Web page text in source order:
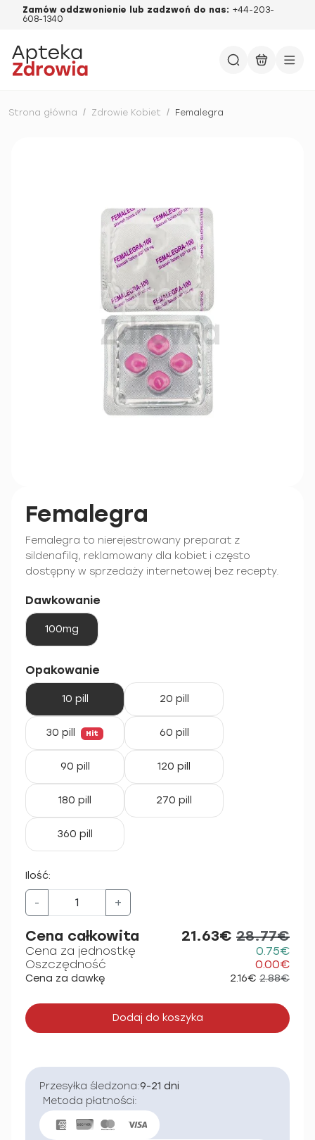
Zamów oddzwonienie lub zadzwoń do nas: +44-203-
608-1340
Strona główna / Zdrowie Kobiet / Femalegra
Femalegra
Femalegra to nierejestrowany preparat z
sildenafilą, reklamowany dla kobiet i często
dostępny w sprzedaży internetowej bez recepty.
Dawkowanie
100mg
Opakowanie
10 pill 20 pill
30 pill Hit 60 pill
90 pill 120 pill
180 pill 270 pill
360 pill
Ilość:
- +
Cena całkowita 21.63€ 28.77€
Cena za jednostkę
0.75€
Oszczędność
0.00€
Cena za dawkę 2.16€ 2.88€
Dodaj do koszyka
Przesyłka śledzona:9-21 dni
Metoda płatności: